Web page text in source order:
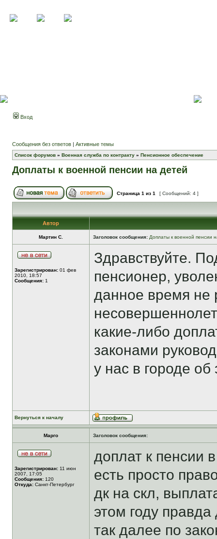
Вход
Сообщения без ответов | Активные темы
Список форумов » Военная служба по контракту » Пенсионное обеспечение
Доплаты к военной пенсии на детей
Страница 1 из 1 [ Сообщений: 4 ]
Автор
Мартин С. Заголовок сообщения: Доплаты к военной пенсии
Зарегистрирован: 01 фев
2010, 18:57
Сообщения: 1
Здравствуйте.
пенсионер,
данное время
какие-либо
законами
у нас в городе
Вернуться к началу
Марго Заголовок сообщения:
Зарегистрирован: 11 июн
2007, 17:05
Сообщения: 120
Откуда: Санкт-Петербург
доплат к пенсии
есть просто
дк на скл,
этом году
так далее по